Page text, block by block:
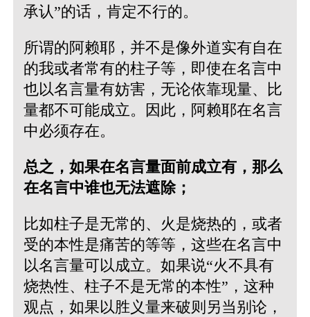
承认”的话，肯定不行的。
所谓的阿赖耶，并不是像外道实有自在
的我或者常有的柱子等，即使在名言中
也以名言量有妨害，无论依靠现量、比
量都不可能成立。因此，阿赖耶在名言
中必须存在。
总之，如果在名言量面前成立有，那么
在名言中谁也无法遮除；
比如柱子是无常的、火是烧热的，或者
受的本性是痛苦的等等，这些在名言中
以名言量可以成立。如果说“火不具有
烧热性、柱子不是无常的本性”，这种
观点，如果以胜义量来破则另当别论，